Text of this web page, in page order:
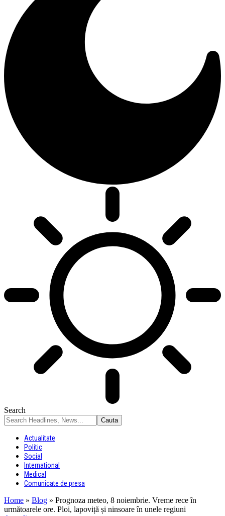
Search
Actualitate
Politic
Social
International
Medical
Comunicate de presa
Home » Blog » Prognoza meteo, 8 noiembrie. Vreme rece în
următoarele ore. Ploi, lapoviță și ninsoare în unele regiuni